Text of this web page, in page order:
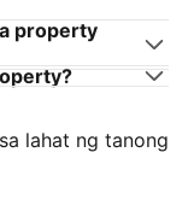
property
lahat ng tanong